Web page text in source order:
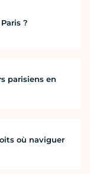
?
parisiens en
où naviguer